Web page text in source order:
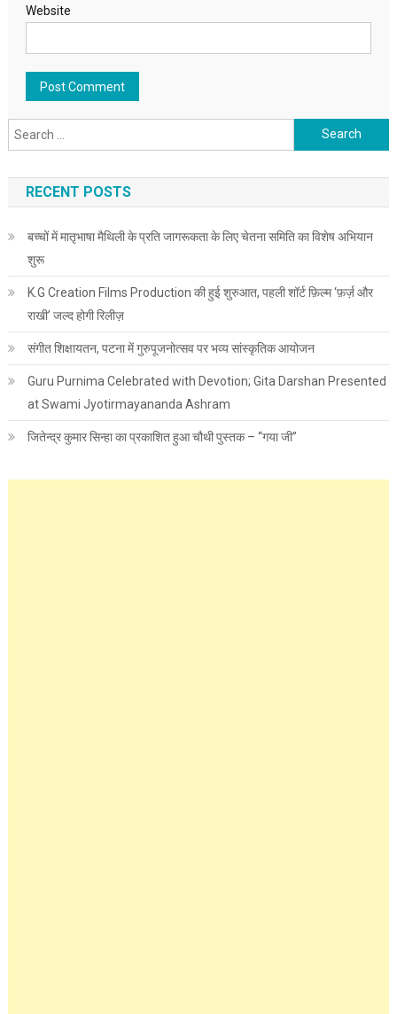
Website
Search for:
RECENT POSTS
बच्चों में मातृभाषा मैथिली के प्रति जागरूकता के लिए चेतना समिति का विशेष अभियान
शुरू
K.G Creation Films Production की हुई शुरुआत, पहली शॉर्ट फ़िल्म ‘फ़र्ज़ और
राखी’ जल्द होगी रिलीज़
संगीत शिक्षायतन, पटना में गुरुपूजनोत्सव पर भव्य सांस्कृतिक आयोजन
Guru Purnima Celebrated with Devotion; Gita Darshan Presented
at Swami Jyotirmayananda Ashram
जितेन्द्र कुमार सिन्हा का प्रकाशित हुआ चौथी पुस्तक – “गया जी”